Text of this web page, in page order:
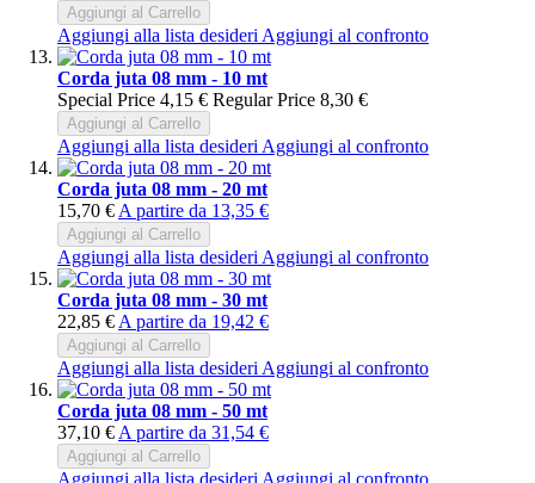
Aggiungi al Carrello
Aggiungi alla lista desideri Aggiungi al confronto
Corda juta 08 mm - 10 mt
Special Price 4,15 € Regular Price 8,30 €
Aggiungi al Carrello
Aggiungi alla lista desideri Aggiungi al confronto
Corda juta 08 mm - 20 mt
15,70 € A partire da 13,35 €
Aggiungi al Carrello
Aggiungi alla lista desideri Aggiungi al confronto
Corda juta 08 mm - 30 mt
22,85 € A partire da 19,42 €
Aggiungi al Carrello
Aggiungi alla lista desideri Aggiungi al confronto
Corda juta 08 mm - 50 mt
37,10 € A partire da 31,54 €
Aggiungi al Carrello
Aggiungi alla lista desideri Aggiungi al confronto